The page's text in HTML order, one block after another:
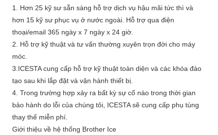
1. Hơn 25 kỹ sư sẵn sàng hỗ trợ dịch vụ hậu mãi tức thì và
hơn 15 kỹ sư phục vụ ở nước ngoài. Hỗ trợ qua điện
thoại/email 365 ngày x 7 ngày x 24 giờ.
2. Hỗ trợ kỹ thuật và tư vấn thường xuyên trọn đời cho máy
móc.
3.ICESTA cung cấp hỗ trợ kỹ thuật toàn diện và các khóa đào
tạo sau khi lắp đặt và vận hành thiết bị.
4. Trong trường hợp xảy ra bất kỳ sự cố nào trong thời gian
bảo hành do lỗi của chúng tôi, ICESTA sẽ cung cấp phụ tùng
thay thế miễn phí.
Giới thiệu về hệ thống Brother Ice